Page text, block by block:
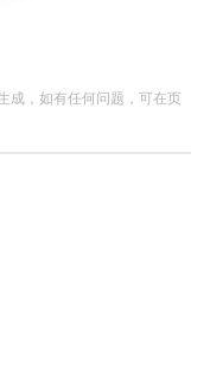
成，如有任何问题，可在页